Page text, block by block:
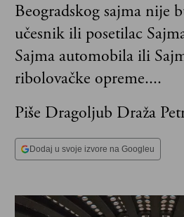
Beogradskog sajma nije
učesnik ili posetilac
Sajma automobila ili
ribolovačke opreme....
Piše Dragoljub Draža
Dodaj u svoje izvore na Googleu